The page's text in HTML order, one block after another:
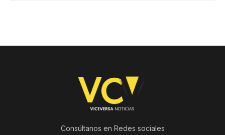
Consúltanos en Redes sociales